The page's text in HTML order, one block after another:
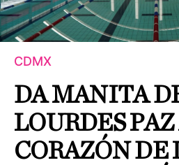
CDMX
DA MANITA
LOURDES
CORAZÓN DE